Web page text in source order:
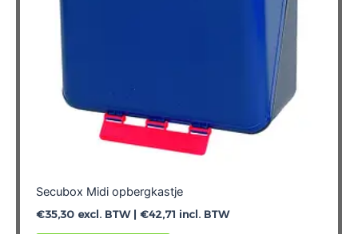
Secubox Midi opbergkastje
€35,30excl. BTW | €42,71 incl. BTW